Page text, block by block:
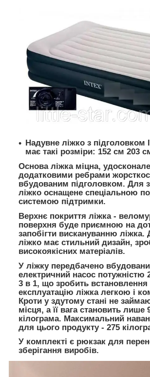
Надувне ліжко з підголовком
має такі розміри: 152 см 203
Основа ліжка міцна,
додатковими ребрами
вбудованим підголовком. Для
ліжко оснащене спеціальною
системою підтримки.
Верхнє покриття ліжка -
поверхня буде приємною на
запобігти вискануванню ліжка.
ліжко має стильний дизайн,
високоякісних матеріалів.
У ліжку передбачено
електричний насос потужністю
3 в 1, що зробить встановлення
експлуатацію ліжка легкою і
Кроти у здутому стані не
місця, а її вага становить лише
кілограма. Максимальний
для цього продукту - 275
У комплекті є рюкзак для
зберігання виробів.